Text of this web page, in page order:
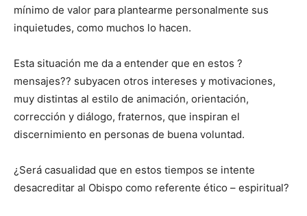
mínimo de valor para plantearme personalmente sus
inquietudes, como muchos lo hacen.
Esta situación me da a entender que en estos ?
mensajes?? subyacen otros intereses y motivaciones,
muy distintas al estilo de animación, orientación,
corrección y diálogo, fraternos, que inspiran el
discernimiento en personas de buena voluntad.
¿Será casualidad que en estos tiempos se intente
desacreditar al Obispo como referente ético – espiritual?